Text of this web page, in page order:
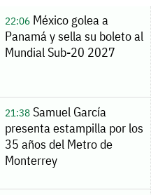
22:06México golea a
Panamá y sella su boleto al
Mundial Sub-20 2027
21:38Samuel García
presenta estampilla por los
35 años del Metro de
Monterrey